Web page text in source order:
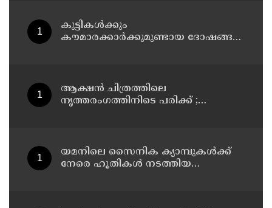
കുട്ടികൾക്കും
കൗമാരക്കാർക്കുമുണ്ടായ ദോഷങ്ങൾ
ആക്ഷൻ ചിത്രത്തിലെ
നൃത്തരംഗത്തിനിടെ പരിക്ക് ;
യമനിലെ സൈനിക ക്യാമ്പുകൾക്ക്
നേരെ ഹൂതികൾ നടത്തിയ